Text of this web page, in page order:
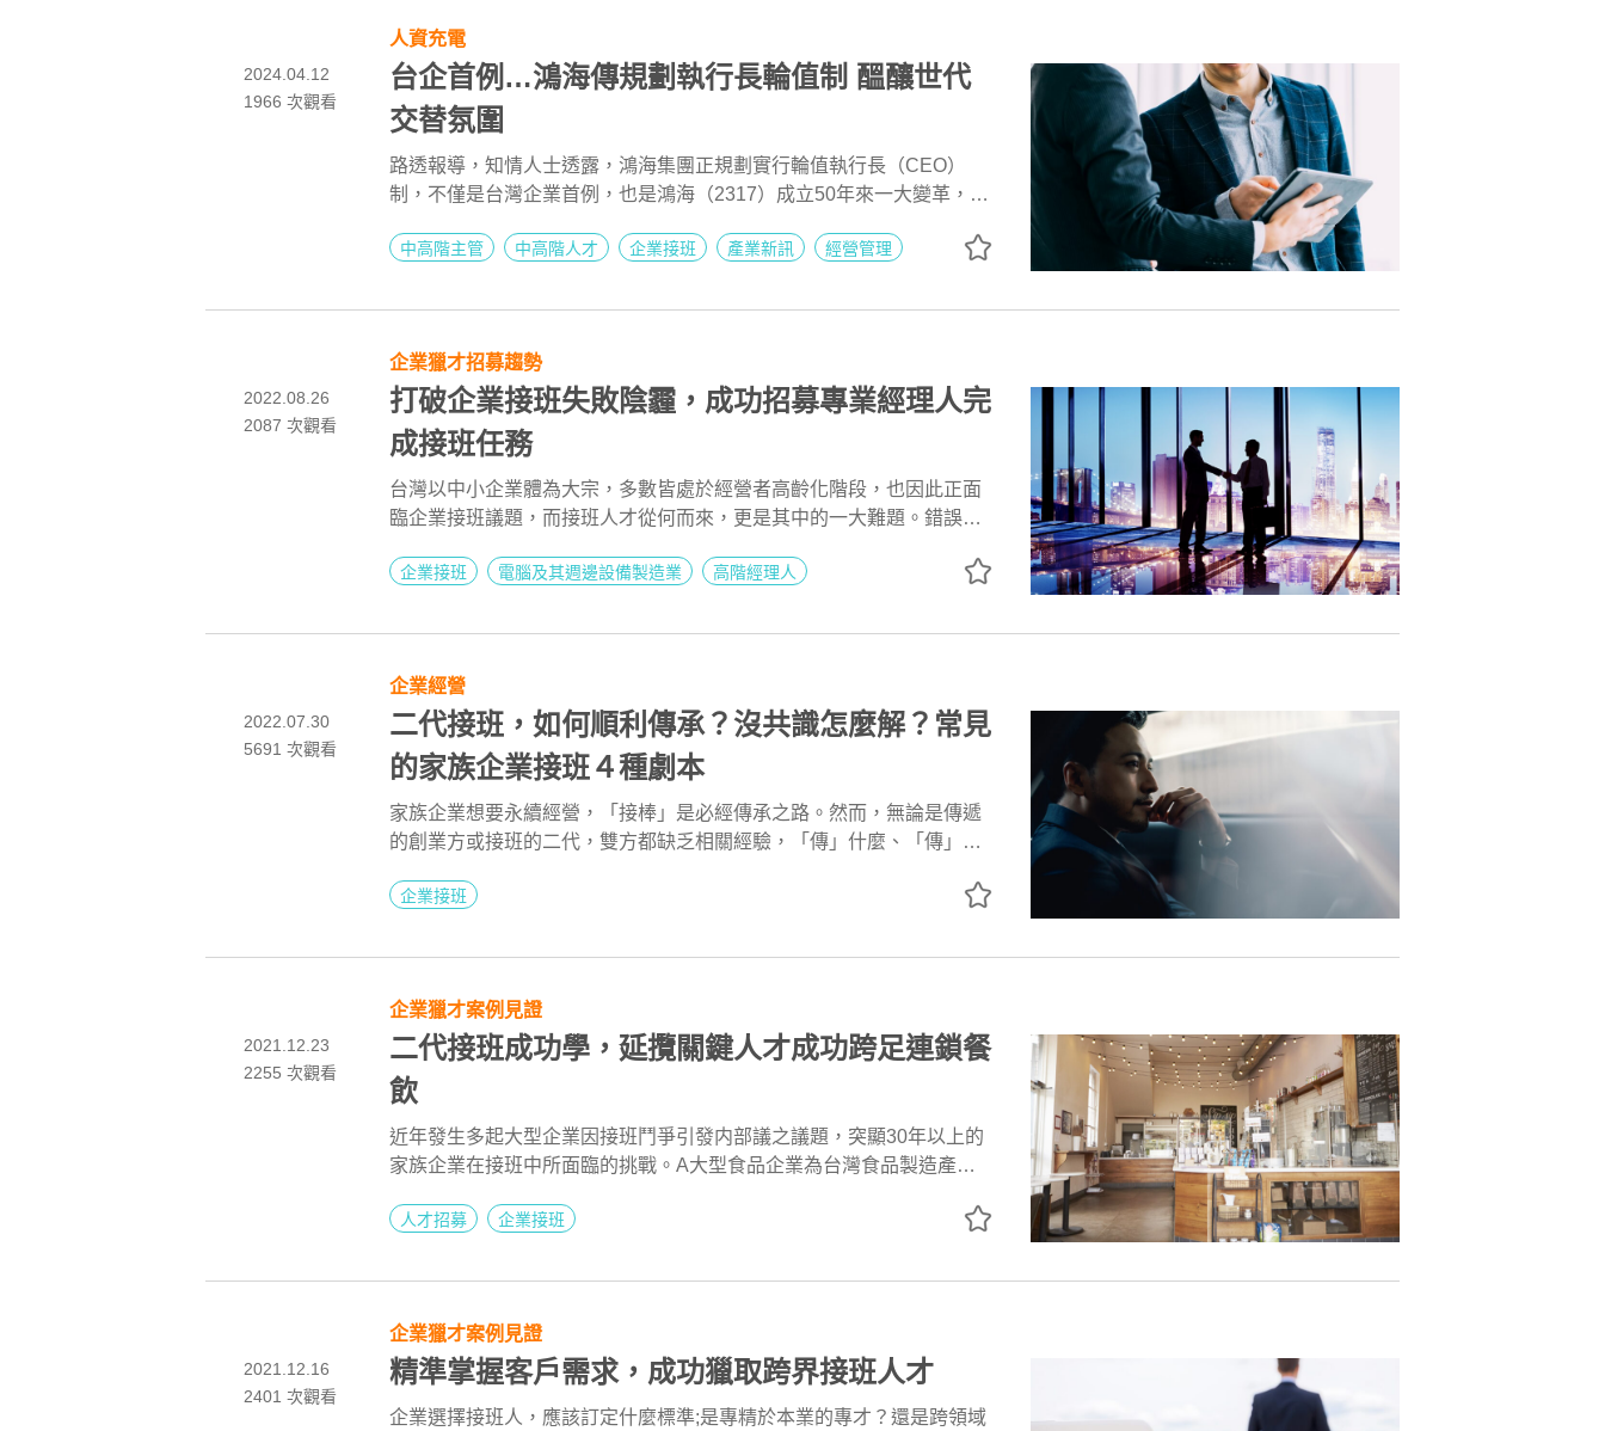
實現順利過渡，確保長期發展與成功。
2024.04.12
1966 次觀看
人資充電
台企首例…鴻海傳規劃執行長輪值制 醞釀世代
交替氛圍
路透報導，知情人士透露，鴻海集團正規劃實行輪值執行長（CEO）
制，不僅是台灣企業首例，也是鴻海（2317）成立50年來一大變革，目
中高階主管 中高階人才 企業接班 產業新訊 經營管理
2022.08.26
2087 次觀看
企業獵才招募趨勢
打破企業接班失敗陰霾，成功招募專業經理人完
成接班任務
台灣以中小企業體為大宗，多數皆處於經營者高齡化階段，也因此正面
臨企業接班議題，而接班人才從何而來，更是其中的一大難題。錯誤的
讓我們透過104獵才顧問Ian成功為企業招募總經理接班人的故事，看見
企業接班 電腦及其週邊設備製造業 高階經理人
2022.07.30
5691 次觀看
企業經營
二代接班，如何順利傳承？沒共識怎麼解？常見
的家族企業接班４種劇本
家族企業想要永續經營，「接棒」是必經傳承之路。然而，無論是傳遞
的創業方或接班的二代，雙方都缺乏相關經驗，「傳」什麼、「傳」給
本文帶你從傳承接班的四種劇本看起...
企業接班
2021.12.23
2255 次觀看
企業獵才案例見證
二代接班成功學，延攬關鍵人才成功跨足連鎖餐
飲
近年發生多起大型企業因接班鬥爭引發内部議之議題，突顯30年以上的
家族企業在接班中所面臨的挑戰。A大型食品企業為台灣食品製造產業
新中突破，期望拓展食品研發優勢，投入經營連鎖餐飲市場。透過與
局人才，帶領企業成功跨足餐飲產業並迅速連鎖展店！
人才招募 企業接班
2021.12.16
2401 次觀看
企業獵才案例見證
精準掌握客戶需求，成功獵取跨界接班人才
企業選擇接班人，應該訂定什麼標準;是專精於本業的專才？還是跨領域